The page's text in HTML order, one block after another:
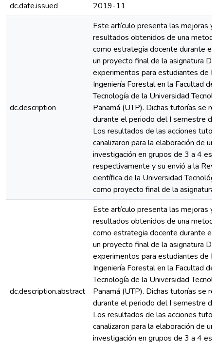
dc.date.issued
2019-11
dc.description
Este artículo presenta las mejoras y
resultados obtenidos de una
como estrategia docente durante el
un proyecto final de la asignatura
experimentos para estudiantes de
Ingeniería Forestal en la Facultad de
Tecnología de la Universidad
Panamá (UTP). Dichas tutorías se
durante el periodo del I semestre
Los resultados de las acciones
canalizaron para la elaboración de
investigación en grupos de 3 a 4
respectivamente y su envió a la
científica de la Universidad
como proyecto final de la asignatura.
dc.description.abstract
Este artículo presenta las mejoras y
resultados obtenidos de una
como estrategia docente durante el
un proyecto final de la asignatura
experimentos para estudiantes de
Ingeniería Forestal en la Facultad de
Tecnología de la Universidad
Panamá (UTP). Dichas tutorías se
durante el periodo del I semestre
Los resultados de las acciones
canalizaron para la elaboración de
investigación en grupos de 3 a 4